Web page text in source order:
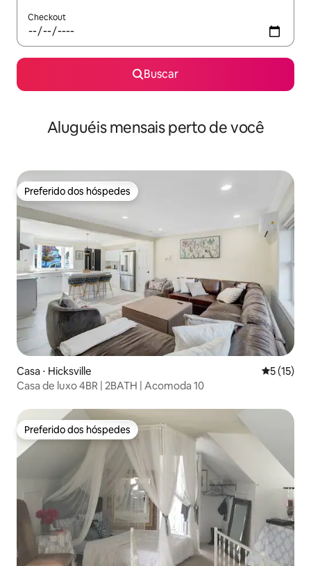
Checkout
Buscar
Aluguéis mensais perto de você
Preferido dos hóspedes
Preferido dos hóspedes
Casa ⋅ Hicksville 5 de uma
5 (15)
Casa de luxo 4BR | 2BATH | Acomoda 10
Preferido dos hóspedes
Preferido dos hóspedes